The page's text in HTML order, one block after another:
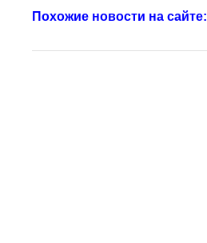
Похожие новости на сайте: